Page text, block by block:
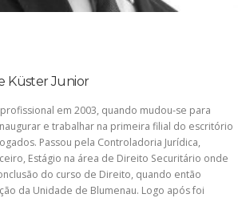
Küster Junior
em 2003, quando mudou-se para
e trabalhar na primeira filial do escritório
Passou pela Controladoria Jurídica,
Estágio na área de Direito Securitário onde
do curso de Direito, quando então
da Unidade de Blumenau. Logo após foi